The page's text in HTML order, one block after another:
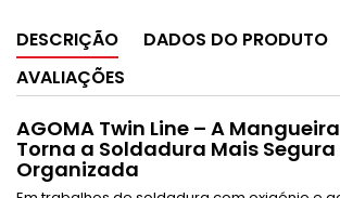
DESCRIÇÃO
DADOS DO PRODUTO
AVALIAÇÕES
AGOMA Twin Line – A
Torna a Soldadura Mais Segura
Organizada